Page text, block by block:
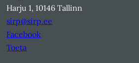
Harju 1, 10146 Tallinn
sirp@sirp.ee
Facebook
Toeta